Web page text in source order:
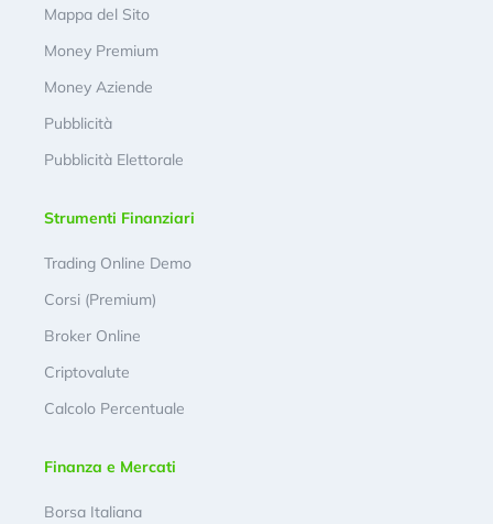
Mappa del Sito
Money Premium
Money Aziende
Pubblicità
Pubblicità Elettorale
Strumenti Finanziari
Trading Online Demo
Corsi (Premium)
Broker Online
Criptovalute
Calcolo Percentuale
Finanza e Mercati
Borsa Italiana